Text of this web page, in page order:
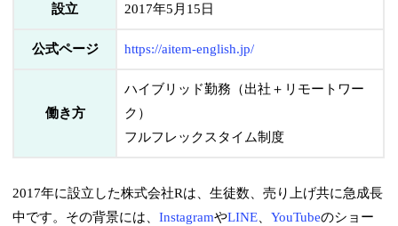
設立 2017年5月15日
公式ページ https://aitem-english.jp/
働き方
ハイブリッド勤務（出社＋リモートワー
ク）
フルフレックスタイム制度
2017年に設立した株式会社Rは、生徒数、売り上げ共に急成長
中です。その背景には、InstagramやLINE 、YouTubeのショー